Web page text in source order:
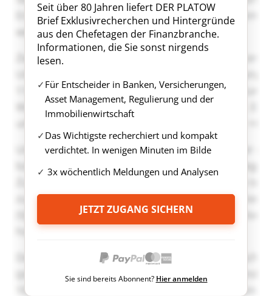
Seit über 80 Jahren liefert DER PLATOW
Brief Exklusivrecherchen und Hintergründe
aus den Chefetagen der Finanzbranche.
Informationen, die Sie sonst nirgends
lesen.
Für Entscheider in Banken, Versicherungen,
Asset Management, Regulierung und der
Immobilienwirtschaft
Das Wichtigste recherchiert und kompakt
verdichtet. In wenigen Minuten im Bilde
3x wöchentlich Meldungen und Analysen
JETZT ZUGANG SICHERN
Sie sind bereits Abonnent? Hier anmelden